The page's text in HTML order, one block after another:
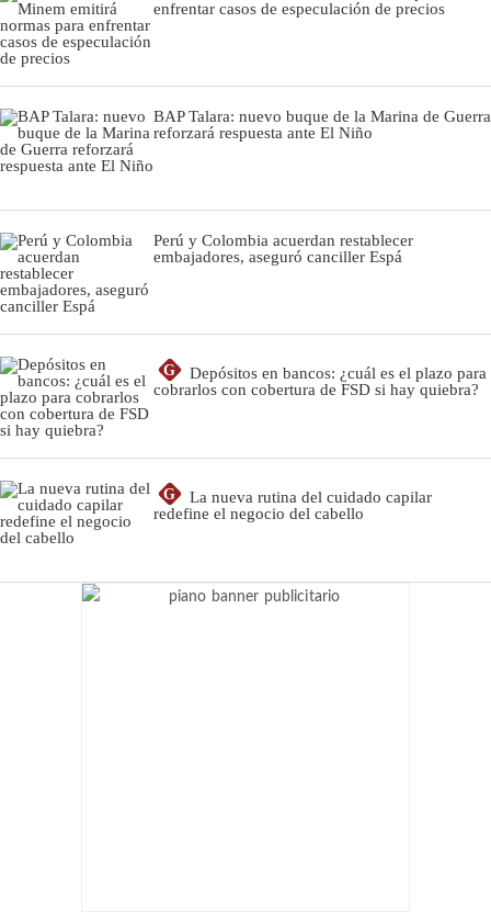
enfrentar casos de especulación de precios
BAP Talara: nuevo buque de la Marina de Guerra
reforzará respuesta ante El Niño
Perú y Colombia acuerdan restablecer
embajadores, aseguró canciller Espá
G
Depósitos en bancos: ¿cuál es el plazo para
cobrarlos con cobertura de FSD si hay quiebra?
G
La nueva rutina del cuidado capilar
redefine el negocio del cabello